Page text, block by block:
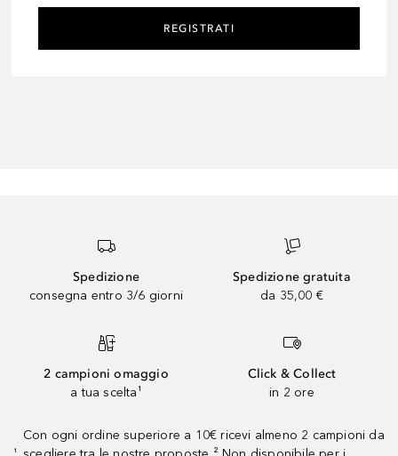
REGISTRATI
Spedizione
consegna entro 3/6 giorni
Spedizione gratuita
da 35,00 €
2 campioni omaggio
a tua scelta¹
Click & Collect
in 2 ore
Con ogni ordine superiore a 10€ ricevi almeno 2 campioni da